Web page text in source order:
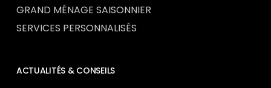
GRAND MÉNAGE SAISONNIER
SERVICES PERSONNALISÉS
ACTUALITÉS & CONSEILS